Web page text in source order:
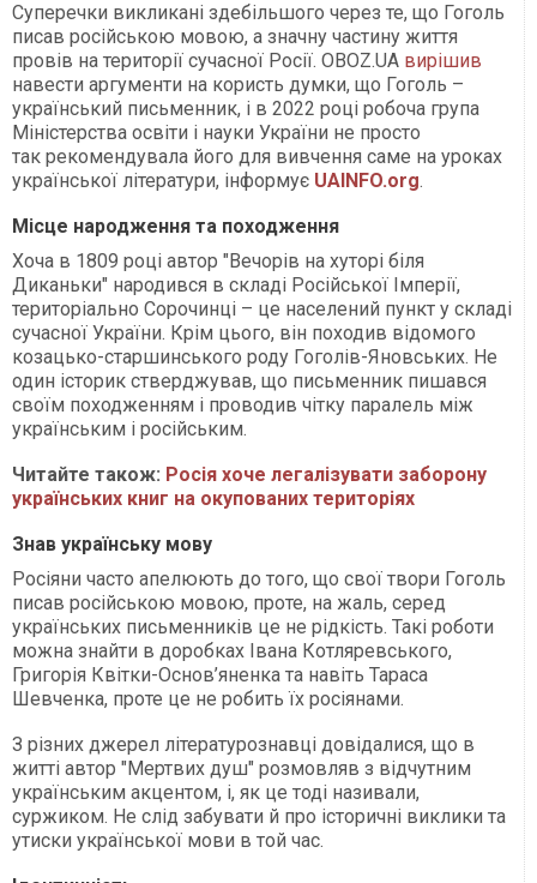
Суперечки викликані здебільшого через те, що Гоголь
писав російською мовою, а значну частину життя
провів на території сучасної Росії. OBOZ.UA вирішив
навести аргументи на користь думки, що Гоголь –
український письменник, і в 2022 році робоча група
Міністерства освіти і науки України не просто
так рекомендувала його для вивчення саме на уроках
української літератури, інформує UAINFO.org.
Місце народження та походження
Хоча в 1809 році автор "Вечорів на хуторі біля
Диканьки" народився в складі Російської Імперії,
територіально Сорочинці – це населений пункт у складі
сучасної України. Крім цього, він походив відомого
козацько-старшинського роду Гоголів-Яновських. Не
один історик стверджував, що письменник пишався
своїм походженням і проводив чітку паралель між
українським і російським.
Читайте також: Росія хоче легалізувати заборону
українських книг на окупованих територіях
Знав українську мову
Росіяни часто апелюють до того, що свої твори Гоголь
писав російською мовою, проте, на жаль, серед
українських письменників це не рідкість. Такі роботи
можна знайти в доробках Івана Котляревського,
Григорія Квітки-Основ’яненка та навіть Тараса
Шевченка, проте це не робить їх росіянами.
З різних джерел літературознавці довідалися, що в
житті автор "Мертвих душ" розмовляв з відчутним
українським акцентом, і, як це тоді називали,
суржиком. Не слід забувати й про історичні виклики та
утиски української мови в той час.